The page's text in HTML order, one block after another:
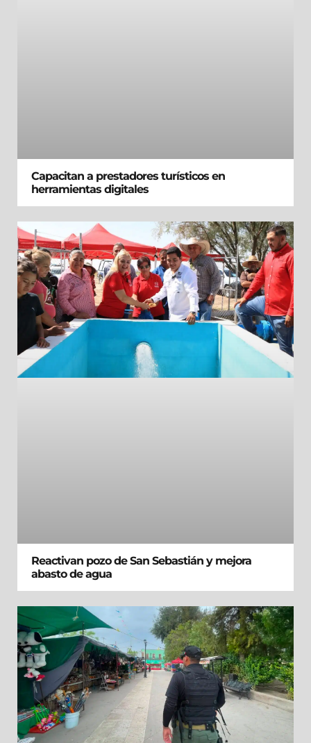
Capacitan a prestadores turísticos en
herramientas digitales
Reactivan pozo de San Sebastián y mejora
abasto de agua